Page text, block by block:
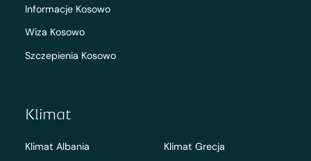
Informacje Kosowo
Wiza Kosowo
Szczepienia Kosowo
Klimat
Klimat Albania
Klimat Grecja